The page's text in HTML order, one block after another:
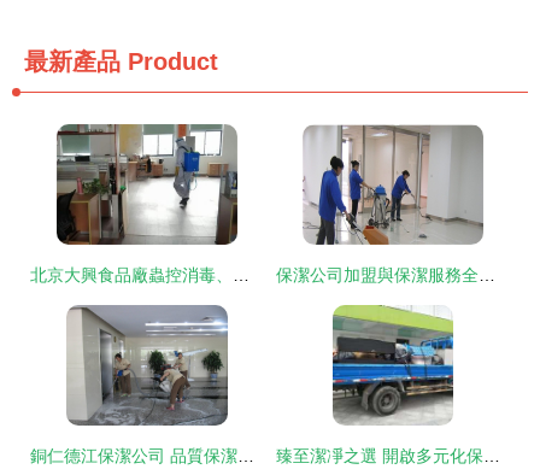
最新產品 Product